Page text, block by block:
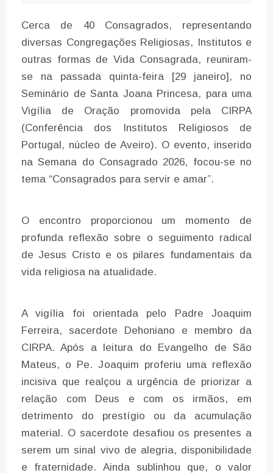
Cerca de 40 Consagrados, representando
diversas Congregações Religiosas, Institutos e
outras formas de Vida Consagrada, reuniram-
se na passada quinta-feira [29 janeiro], no
Seminário de Santa Joana Princesa, para uma
Vigília de Oração promovida pela CIRPA
(Conferência dos Institutos Religiosos de
Portugal, núcleo de Aveiro). O evento, inserido
na Semana do Consagrado 2026, focou-se no
tema “Consagrados para servir e amar”.
O encontro proporcionou um momento de
profunda reflexão sobre o seguimento radical
de Jesus Cristo e os pilares fundamentais da
vida religiosa na atualidade.
A vigília foi orientada pelo Padre Joaquim
Ferreira, sacerdote Dehoniano e membro da
CIRPA. Após a leitura do Evangelho de São
Mateus, o Pe. Joaquim proferiu uma reflexão
incisiva que realçou a urgência de priorizar a
relação com Deus e com os irmãos, em
detrimento do prestígio ou da acumulação
material. O sacerdote desafiou os presentes a
serem um sinal vivo de alegria, disponibilidade
e fraternidade. Ainda sublinhou que, o valor